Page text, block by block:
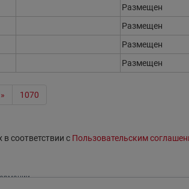
Размещен
Размещен
Размещен
Размещен
» 1070
соответствии с Пользовательским